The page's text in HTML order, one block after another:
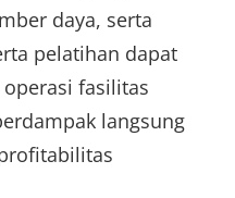
daya, serta
pelatihan dapat
fasilitas
langsung